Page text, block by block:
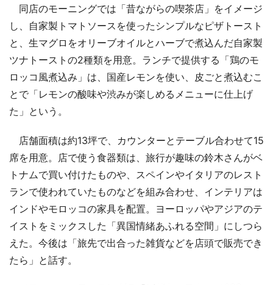
同店のモーニングでは「昔ながらの喫茶店」をイメージ
し、自家製トマトソースを使ったシンプルなピザトースト
と、生マグロをオリーブオイルとハーブで煮込んだ自家製
ツナトーストの2種類を用意。ランチで提供する「鶏のモ
ロッコ風煮込み」は、国産レモンを使い、皮ごと煮込むこ
とで「レモンの酸味や渋みが楽しめるメニューに仕上げ
た」という。
店舗面積は約13坪で、カウンターとテーブル合わせて15
席を用意。店で使う食器類は、旅行が趣味の鈴木さんがベ
トナムで買い付けたものや、スペインやイタリアのレスト
ランで使われていたものなどを組み合わせ、インテリアは
インドやモロッコの家具を配置。ヨーロッパやアジアのテ
イストをミックスした「異国情緒あふれる空間」にしつら
えた。今後は「旅先で出合った雑貨などを店頭で販売でき
たら」と話す。